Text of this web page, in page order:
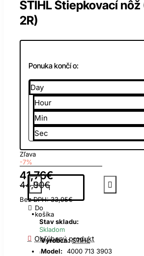
STIHL Štiepkovací
2R)
Ponuka končí o:
Day
Hour
Min
Sec
Zľava
-7%
41,76€
44,90€
Bez DPH: 33,95€
Stav skladu:
Skladom
Výrobca: STIHL
Model: 4000 713 3903
Do
košíka
Obľúbený produkt